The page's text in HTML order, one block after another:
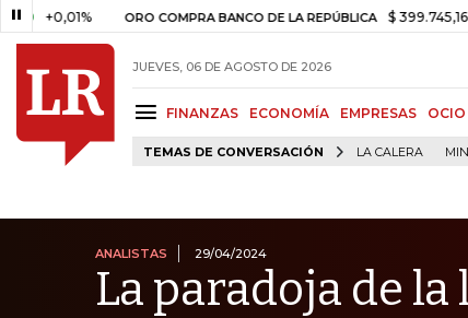
ORO COMPRA BANCO DE LA REPÚBLICA $ 399.745,16 +$
JUEVES, 06 DE AGOSTO DE 2026
FINANZAS ECONOMÍA EMPRESAS OCIO
TEMAS DE CONVERSACIÓN LA CALERA
ANALISTAS 29/04/2024
La paradoja de